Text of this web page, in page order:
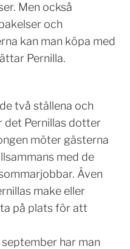
Men också
och
kan man köpa med
Pernilla.
två ställena och
det Pernillas dotter
möter gästerna
med de
Även
make eller
på plats för att
har man